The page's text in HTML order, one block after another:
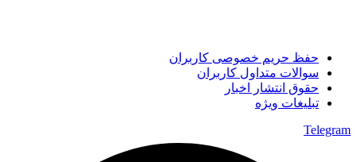
حفظ حریم خصوصی کاربران
سوالات متداول کاربران
حقوق انتشار اخبار
تبلیغات ویژه
Telegram